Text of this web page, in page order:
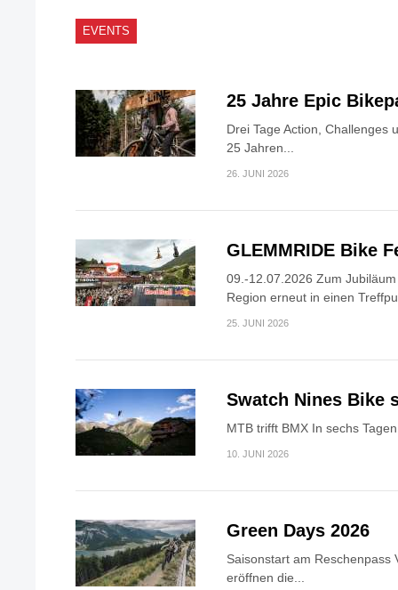
EVENTS
25 Jahre Epic
Drei Tage Action, Challenges
25 Jahren...
26. JUNI 2026
GLEMMRIDE Bike
09.-12.07.2026 Zum
Region erneut in einen
25. JUNI 2026
Swatch Nines Bike
MTB trifft BMX In sechs
10. JUNI 2026
Green Days 2026
Saisonstart am Reschenpass
eröffnen die...